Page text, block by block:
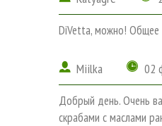
DiVetta, можно! Общее
Miilka 02
Добрый день. Очень
скрабами с маслами